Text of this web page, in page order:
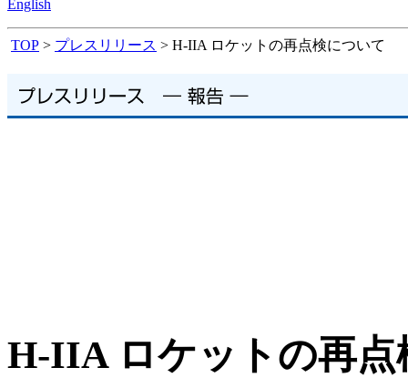
English
TOP > プレスリリース > H-IIA ロケットの再点検について
H-IIA ロケットの再点